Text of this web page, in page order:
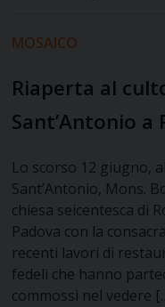
MOSAICO
Riaperta al
Sant’Antonio a
Lo scorso 12 giugno,
Sant’Antonio, Mons.
chiesa seicentesca di
Padova con la
recenti lavori di
fedeli che hanno
commossi nel vedere